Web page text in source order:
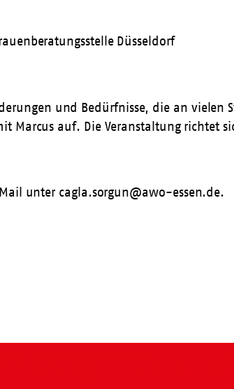
Düsseldorf
und Bedürfnisse, die an vielen
Marcus auf. Die Veranstaltung richtet
unter cagla.sorgun@awo-essen.de.